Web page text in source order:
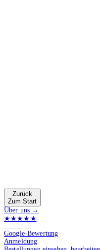
Zurück
Zum Start
Über uns →
★★★★★
Google-Bewertung
Anmeldung